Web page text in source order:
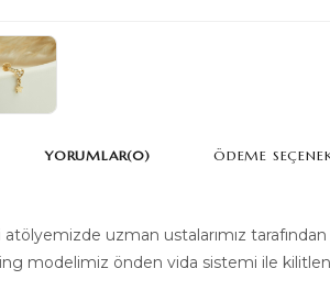
uzman ustalarımız
modelimiz önden vida sistemi ile
YORUMLAR(0) ÖDEME